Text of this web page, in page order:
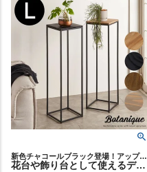
新色チャコールブラック登場！アップサイクルウッド×アイアンの、洗練されたディスプレイスタンド
花台や飾り台として使えるディスプレイスタンド（Lサイズ／高さ約95cm）